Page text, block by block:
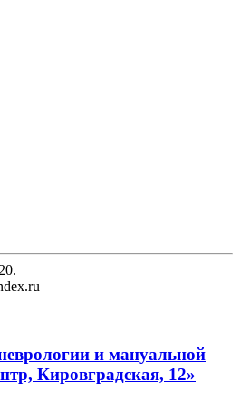
и мануальной
Кировградская, 12»